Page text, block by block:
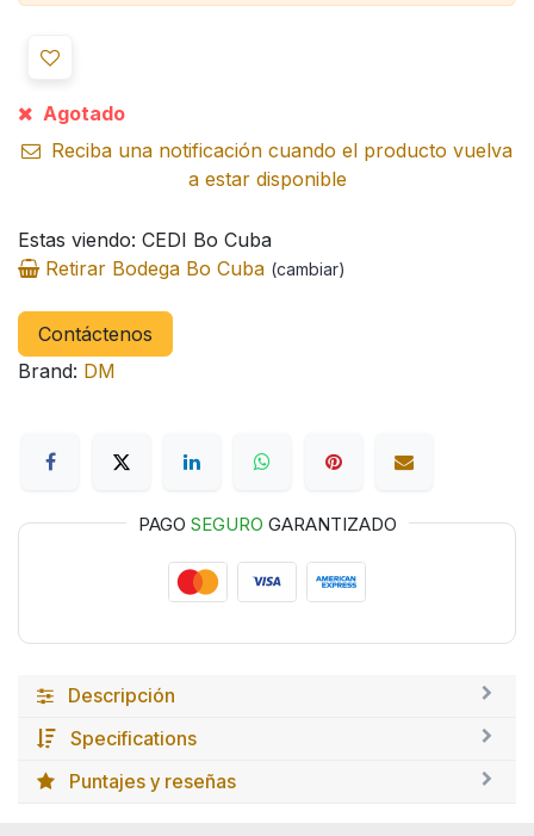
Agotado
Reciba una notificación cuando el producto vuelva
a estar disponible
Estas viendo: CEDI Bo Cuba
Retirar Bodega Bo Cuba (cambiar)
Contáctenos
Brand: DM
PAGO SEGURO GARANTIZADO
Descripción
Specifications
Puntajes y reseñas